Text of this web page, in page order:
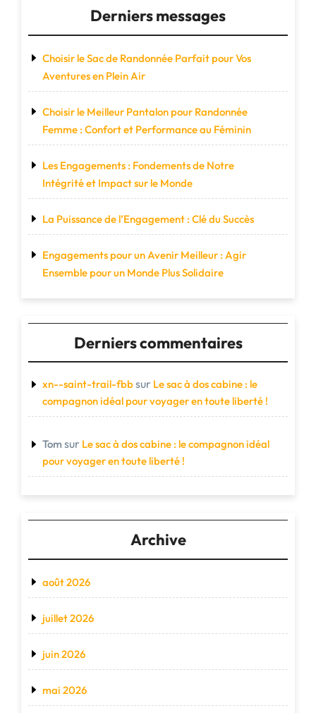
Derniers messages
Choisir le Sac de Randonnée Parfait pour Vos
Aventures en Plein Air
Choisir le Meilleur Pantalon pour Randonnée
Femme : Confort et Performance au Féminin
Les Engagements : Fondements de Notre
Intégrité et Impact sur le Monde
La Puissance de l’Engagement : Clé du Succès
Engagements pour un Avenir Meilleur : Agir
Ensemble pour un Monde Plus Solidaire
Derniers commentaires
xn--saint-trail-fbbsur Le sac à dos cabine : le
compagnon idéal pour voyager en toute liberté !
Tom sur Le sac à dos cabine : le compagnon idéal
pour voyager en toute liberté !
Archive
août 2026
juillet 2026
juin 2026
mai 2026